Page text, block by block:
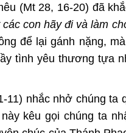
(Mt 28, 16-20) đã
con hãy đi và làm
để lại gánh nặng,
tình yêu thương tựa
11) nhắc nhở chúng ta
kêu gọi chúng ta